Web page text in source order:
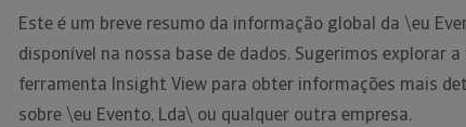
Este é um breve resumo da informação global da \eu
disponível na nossa base de dados. Sugerimos explorar a
ferramenta Insight View para obter informações mais
sobre \eu Evento, Lda\ ou qualquer outra empresa.